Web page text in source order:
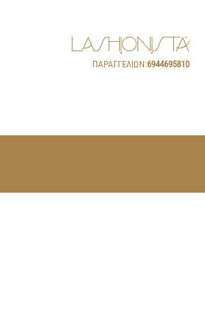
ΠΑΡΑΓΓΕΛΙΩΝ:6944695810